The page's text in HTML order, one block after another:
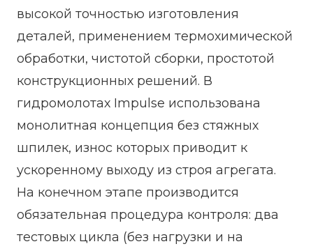
высокой точностью изготовления
деталей, применением термохимической
обработки, чистотой сборки, простотой
конструкционных решений. В
гидромолотах Impulse использована
монолитная концепция без стяжных
шпилек, износ которых приводит к
ускоренному выходу из строя агрегата.
На конечном этапе производится
обязательная процедура контроля: два
тестовых цикла (без нагрузки и на